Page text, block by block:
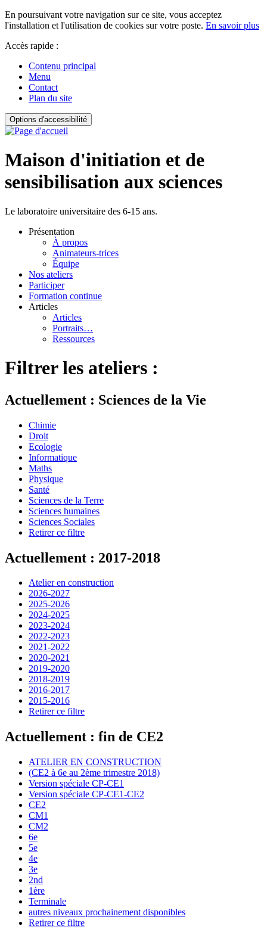
En poursuivant votre navigation sur ce site, vous acceptez
l'installation et l'utilisation de cookies sur votre poste. En savoir plus
Accès rapide :
Contenu principal
Menu
Contact
Plan du site
Options d'accessibilité
Maison d'initiation et de
sensibilisation aux sciences
Le laboratoire universitaire des 6-15 ans.
Présentation
À propos
Animateurs-trices
Équipe
Nos ateliers
Participer
Formation continue
Articles
Articles
Portraits…
Ressources
Filtrer les ateliers :
Actuellement : Sciences de la Vie
Chimie
Droit
Ecologie
Informatique
Maths
Physique
Santé
Sciences de la Terre
Sciences humaines
Sciences Sociales
Retirer ce filtre
Actuellement : 2017-2018
Atelier en construction
2026-2027
2025-2026
2024-2025
2023-2024
2022-2023
2021-2022
2020-2021
2019-2020
2018-2019
2016-2017
2015-2016
Retirer ce filtre
Actuellement : fin de CE2
ATELIER EN CONSTRUCTION
(CE2 à 6e au 2ème trimestre 2018)
Version spéciale CP-CE1
Version spéciale CP-CE1-CE2
CE2
CM1
CM2
6e
5e
4e
3e
2nd
1ère
Terminale
autres niveaux prochainement disponibles
Retirer ce filtre